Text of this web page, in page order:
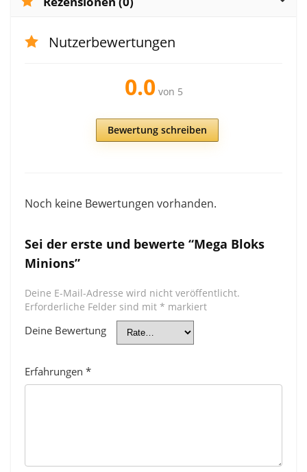
Nutzerbewertungen
0.0 von 5
Bewertung schreiben
Noch keine Bewertungen vorhanden.
Sei der erste und bewerte “Mega Bloks
Minions”
Deine E-Mail-Adresse wird nicht veröffentlicht.
Erforderliche Felder sind mit * markiert
Deine Bewertung
Erfahrungen *